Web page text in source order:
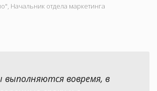
Начальник отдела маркетинга
выполняются вовремя, в